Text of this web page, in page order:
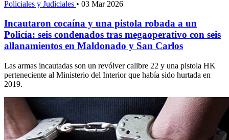
Policiales y Judiciales • 03 Mar 2026
Incautaron cocaína y una pistola robada a un
Policía: seis condenados tras megaoperativo con seis
allanamientos en Maldonado y San Carlos
Las armas incautadas son un revólver calibre 22 y una pistola HK
perteneciente al Ministerio del Interior que había sido hurtada en
2019.